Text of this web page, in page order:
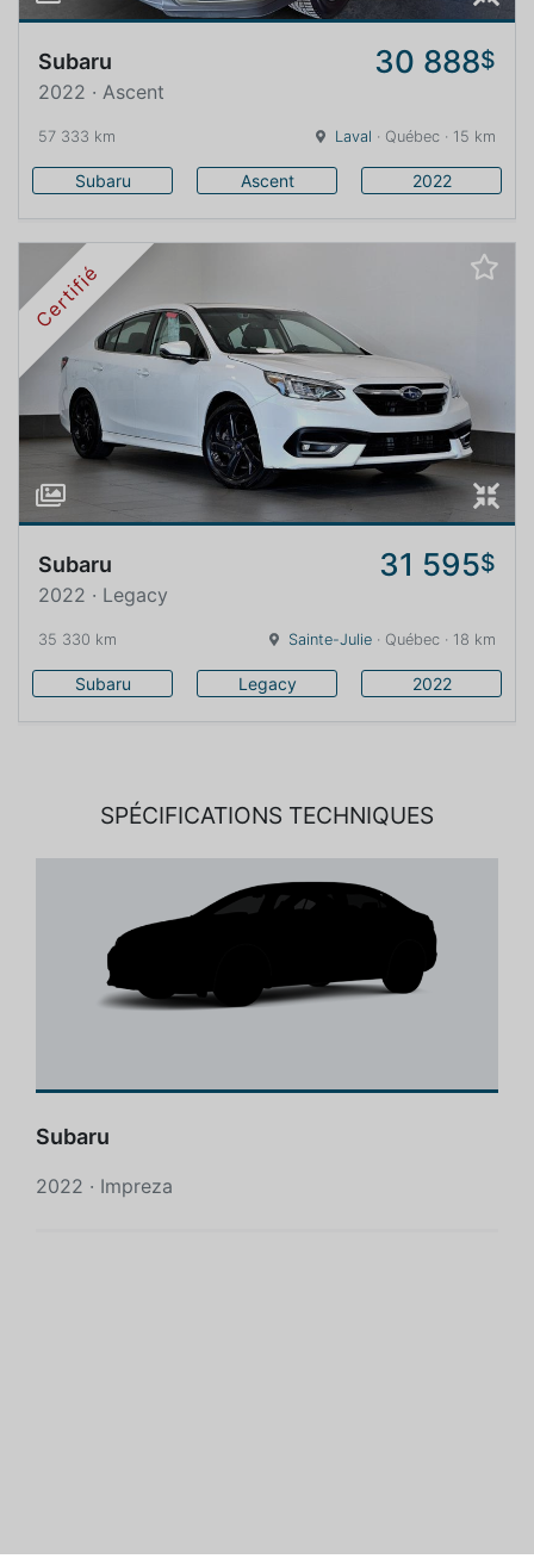
Subaru 30 888$
2022 · Ascent
57 333 km Laval · Québec · 15 km
Subaru Ascent 2022
Certifié
Subaru 31 595$
2022 · Legacy
35 330 km Sainte-Julie · Québec · 18 km
Subaru Legacy 2022
SPÉCIFICATIONS TECHNIQUES
Subaru
2022 · Impreza